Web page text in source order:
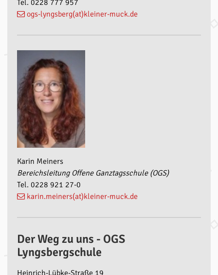
Tel. 0228 777 957
ogs-lyngsberg(at)kleiner-muck.de
Karin Meiners
Bereichsleitung Offene Ganztagsschule (OGS)
Tel. 0228 921 27-0
karin.meiners(at)kleiner-muck.de
Der Weg zu uns - OGS
Lyngsbergschule
Heinrich-Lübke-Straße 19